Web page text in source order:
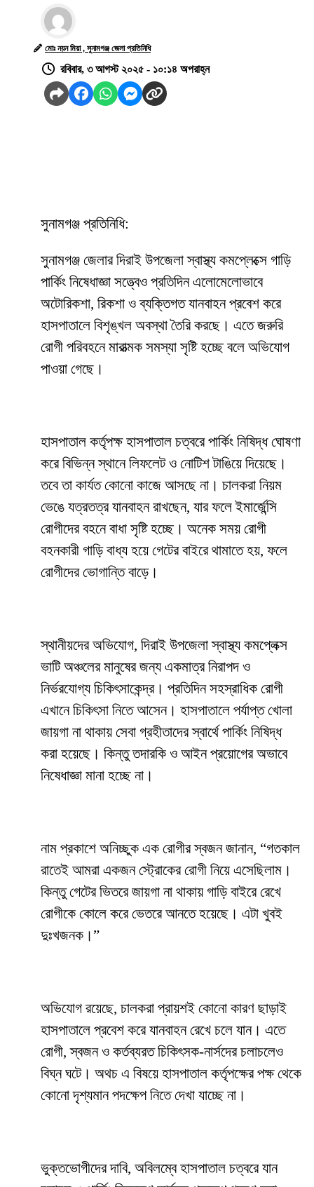
মোঃ নয়ন মিয়া , সুনামগঞ্জ জেলা প্রতিনিধি
রবিবার, ৩ আগস্ট ২০২৫ - ১০:১৪ অপরাহ্ন
সুনামগঞ্জ প্রতিনিধি:
সুনামগঞ্জ জেলার দিরাই উপজেলা স্বাস্থ্য কমপ্লেক্সে গাড়ি
পার্কিং নিষেধাজ্ঞা সত্ত্বেও প্রতিদিন এলোমেলোভাবে
অটোরিকশা, রিকশা ও ব্যক্তিগত যানবাহন প্রবেশ করে
হাসপাতালে বিশৃঙ্খল অবস্থা তৈরি করছে। এতে জরুরি
রোগী পরিবহনে মারাত্মক সমস্যা সৃষ্টি হচ্ছে বলে অভিযোগ
পাওয়া গেছে।
হাসপাতাল কর্তৃপক্ষ হাসপাতাল চত্বরে পার্কিং নিষিদ্ধ ঘোষণা
করে বিভিন্ন স্থানে লিফলেট ও নোটিশ টাঙিয়ে দিয়েছে।
তবে তা কার্যত কোনো কাজে আসছে না। চালকরা নিয়ম
ভেঙে যত্রতত্র যানবাহন রাখছেন, যার ফলে ইমার্জেন্সি
রোগীদের বহনে বাধা সৃষ্টি হচ্ছে। অনেক সময় রোগী
বহনকারী গাড়ি বাধ্য হয়ে গেটের বাইরে থামাতে হয়, ফলে
রোগীদের ভোগান্তি বাড়ে।
স্থানীয়দের অভিযোগ, দিরাই উপজেলা স্বাস্থ্য কমপ্লেক্স
ভাটি অঞ্চলের মানুষের জন্য একমাত্র নিরাপদ ও
নির্ভরযোগ্য চিকিৎসাকেন্দ্র। প্রতিদিন সহস্রাধিক রোগী
এখানে চিকিৎসা নিতে আসেন। হাসপাতালে পর্যাপ্ত খোলা
জায়গা না থাকায় সেবা গ্রহীতাদের স্বার্থে পার্কিং নিষিদ্ধ
করা হয়েছে। কিন্তু তদারকি ও আইন প্রয়োগের অভাবে
নিষেধাজ্ঞা মানা হচ্ছে না।
নাম প্রকাশে অনিচ্ছুক এক রোগীর স্বজন জানান, “গতকাল
রাতেই আমরা একজন স্ট্রোকের রোগী নিয়ে এসেছিলাম।
কিন্তু গেটের ভিতরে জায়গা না থাকায় গাড়ি বাইরে রেখে
রোগীকে কোলে করে ভেতরে আনতে হয়েছে। এটা খুবই
দুঃখজনক।”
অভিযোগ রয়েছে, চালকরা প্রায়শই কোনো কারণ ছাড়াই
হাসপাতালে প্রবেশ করে যানবাহন রেখে চলে যান। এতে
রোগী, স্বজন ও কর্তব্যরত চিকিৎসক-নার্সদের চলাচলেও
বিঘ্ন ঘটে। অথচ এ বিষয়ে হাসপাতাল কর্তৃপক্ষের পক্ষ থেকে
কোনো দৃশ্যমান পদক্ষেপ নিতে দেখা যাচ্ছে না।
ভুক্তভোগীদের দাবি, অবিলম্বে হাসপাতাল চত্বরে যান